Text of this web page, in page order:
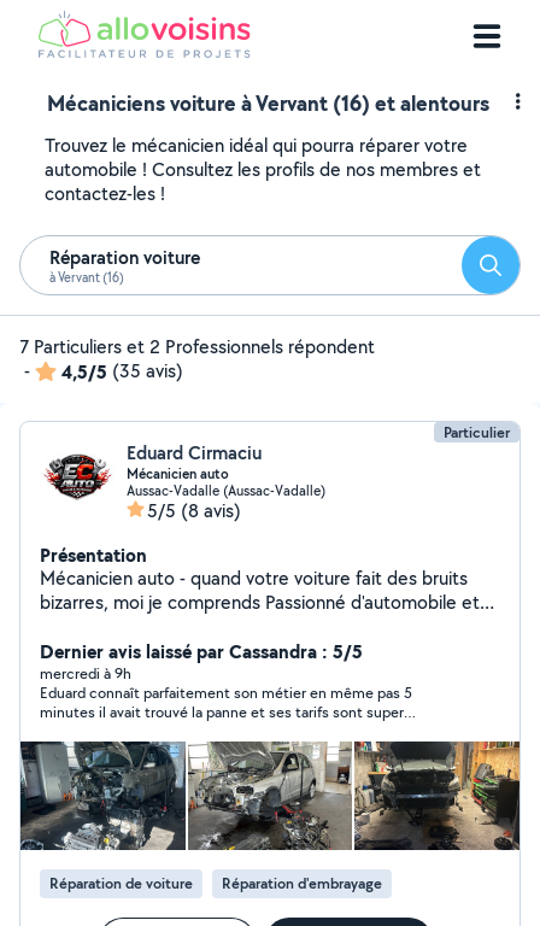
Mécaniciens voiture à Vervant (16) et alentours
Trouvez le mécanicien idéal qui pourra réparer votre
automobile ! Consultez les profils de nos membres et
contactez-les !
Réparation voiture
à Vervant (16)
7 Particuliers et 2 Professionnels répondent
-
4,5/5 (35 avis)
Particulier
Eduard Cirmaciu
Mécanicien auto
Aussac-Vadalle (Aussac-Vadalle)
5/5 (8 avis)
Présentation
Mécanicien auto - quand votre voiture fait des bruits
bizarres, moi je comprends Passionné d'automobile et
Mécanicien Automobile Bac Pro Mécanique Auto BTS
dans le même domaine J'ai ensuite acquis de
l'expérience en concession Peugeot à Champniers , en
tant que technicien, donc la mécanique et l'électronique
auto, c'est du sérieux. Je propose aujourd'hui mes
services pour l'entretien et la réparation de votre
véhicule, petites ou grosses interventions - Entretien
courant (vidange, freins, révisions) - Distribution,
embrayage - Recherche de pannes mécaniques et
électroniques - Diagnostic à la valise, effacement des
défauts - Installation d'attelage et faisceau Et bien plus
Dernier avis laissé par Cassandra : 5/5
mercredi à 9h
Eduard connaît parfaitement son métier en même pas 5
minutes il avait trouvé la panne et ses tarifs sont super
Réparation de voiture Réparation d'embrayage